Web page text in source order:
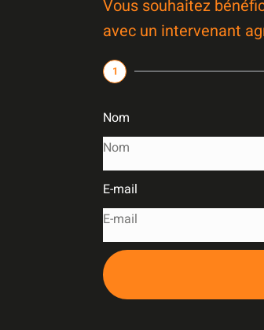
Vous souhaitez
avec un intervenant
1
Nom
E-mail